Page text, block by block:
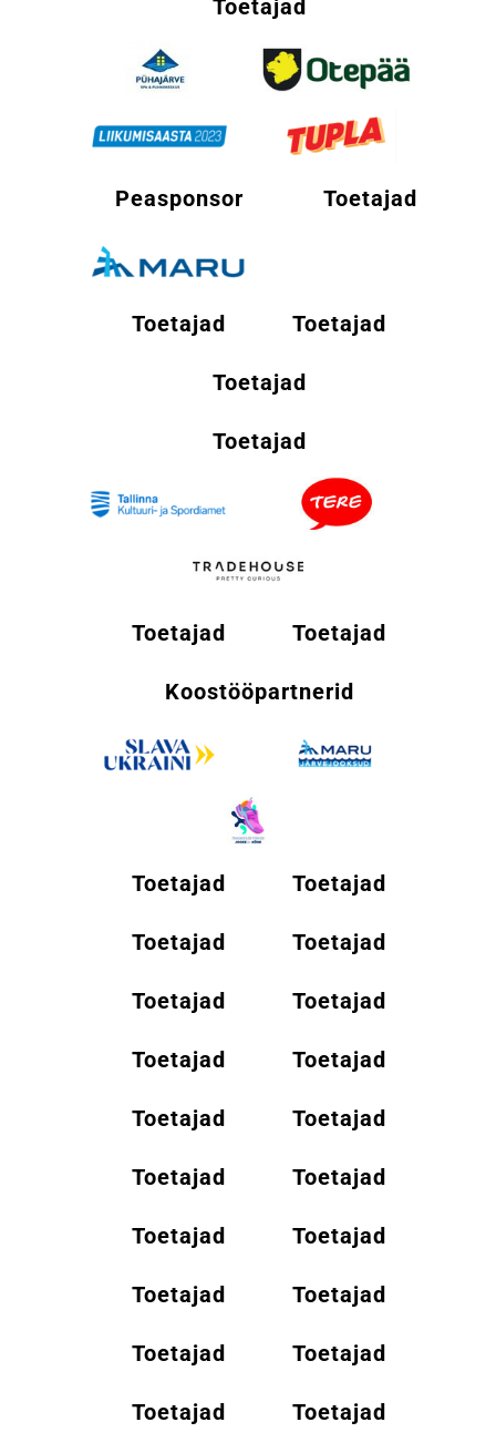
Toetajad
Peasponsor Toetajad
Toetajad Toetajad
Toetajad
Toetajad
Toetajad Toetajad
Koostööpartnerid
Toetajad Toetajad
Toetajad Toetajad
Toetajad Toetajad
Toetajad Toetajad
Toetajad Toetajad
Toetajad Toetajad
Toetajad Toetajad
Toetajad Toetajad
Toetajad Toetajad
Toetajad Toetajad